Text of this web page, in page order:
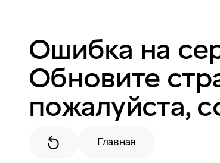
Ошибка на
Обновите
пожалуйста,
Главная